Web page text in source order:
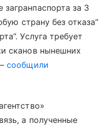
за 3
страну без отказа”
Услуга требует
сканов нынешних
сообщили
а полученные